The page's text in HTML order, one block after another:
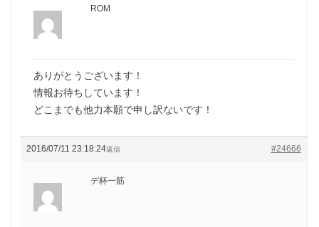
ROM
ありがとうございます！
情報お待ちしています！
どこまでも他力本願で申し訳ないです！
2016/07/11 23:18:24 #24666
返信
デ杯一筋